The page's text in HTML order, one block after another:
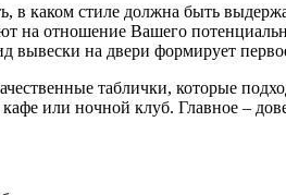
в каком стиле должна быть
на отношение Вашего
на двери формирует
таблички, которые
или ночной клуб. Главное –